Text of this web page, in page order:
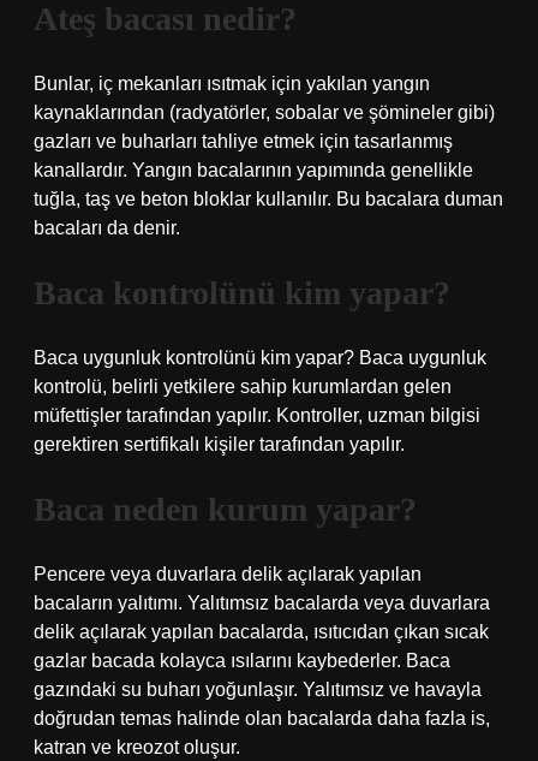
Ateş bacası nedir?
Bunlar, iç mekanları ısıtmak için yakılan yangın
kaynaklarından (radyatörler, sobalar ve şömineler gibi)
gazları ve buharları tahliye etmek için tasarlanmış
kanallardır. Yangın bacalarının yapımında genellikle
tuğla, taş ve beton bloklar kullanılır. Bu bacalara duman
bacaları da denir.
Baca kontrolünü kim yapar?
Baca uygunluk kontrolünü kim yapar? Baca uygunluk
kontrolü, belirli yetkilere sahip kurumlardan gelen
müfettişler tarafından yapılır. Kontroller, uzman bilgisi
gerektiren sertifikalı kişiler tarafından yapılır.
Baca neden kurum yapar?
Pencere veya duvarlara delik açılarak yapılan
bacaların yalıtımı. Yalıtımsız bacalarda veya duvarlara
delik açılarak yapılan bacalarda, ısıtıcıdan çıkan sıcak
gazlar bacada kolayca ısılarını kaybederler. Baca
gazındaki su buharı yoğunlaşır. Yalıtımsız ve havayla
doğrudan temas halinde olan bacalarda daha fazla is,
katran ve kreozot oluşur.